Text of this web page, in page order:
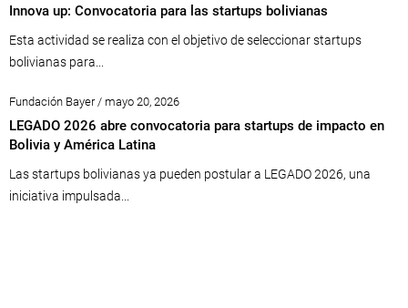
Innova up: Convocatoria para las startups bolivianas
Esta actividad se realiza con el objetivo de seleccionar startups
bolivianas para...
Fundación Bayer / mayo 20, 2026
LEGADO 2026 abre convocatoria para startups de impacto en
Bolivia y América Latina
Las startups bolivianas ya pueden postular a LEGADO 2026, una
iniciativa impulsada...